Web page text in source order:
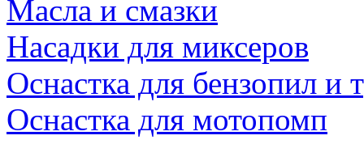
Масла и смазки
Насадки для миксеров
Оснастка для бензопил и
Оснастка для мотопомп